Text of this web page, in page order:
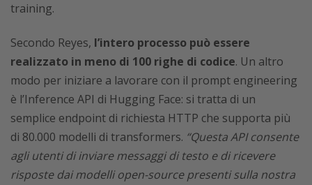
training.
Secondo Reyes, l’intero processo può essere
realizzato in meno di 100 righe di codice. Un altro
modo per iniziare a lavorare con il prompt engineering
è l’Inference API di Hugging Face: si tratta di un
semplice endpoint di richiesta HTTP che supporta più
di 80.000 modelli di transformers. “Questa API consente
agli utenti di inviare messaggi di testo e di ricevere
risposte dai modelli open-source presenti sulla nostra